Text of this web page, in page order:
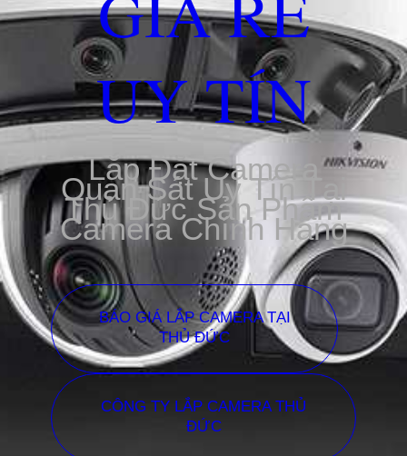
UY TÍN
Lắp Đặt Camera
Quan Sát Uy Tín Tại
Thủ Đức Sản Phẩm
Camera Chính Hãng
BÁO GIÁ LẮP CAMERA TẠI
THỦ ĐỨC
CÔNG TY LẮP CAMERA THỦ
ĐỨC